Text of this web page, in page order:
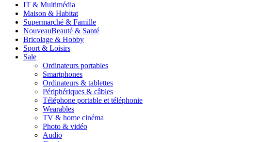
IT & Multimédia
Maison & Habitat
Supermarché & Famille
NouveauBeauté & Santé
Bricolage & Hobby
Sport & Loisirs
Sale
Ordinateurs portables
Smartphones
Ordinateurs & tablettes
Périphériques & câbles
Téléphone portable et téléphonie
Wearables
TV & home cinéma
Photo & vidéo
Audio